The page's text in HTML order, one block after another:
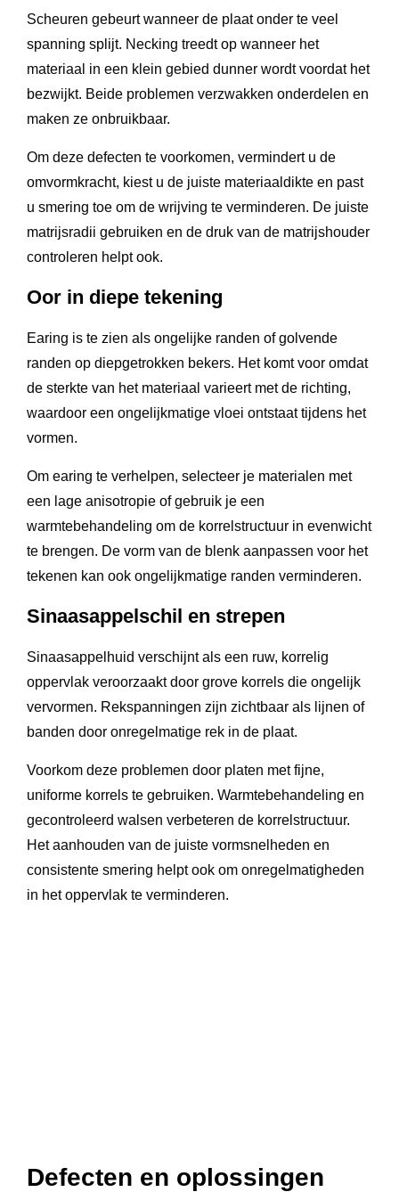
Scheuren gebeurt wanneer de plaat onder te veel
spanning splijt. Necking treedt op wanneer het
materiaal in een klein gebied dunner wordt voordat het
bezwijkt. Beide problemen verzwakken onderdelen en
maken ze onbruikbaar.
Om deze defecten te voorkomen, vermindert u de
omvormkracht, kiest u de juiste materiaaldikte en past
u smering toe om de wrijving te verminderen. De juiste
matrijsradii gebruiken en de druk van de matrijshouder
controleren helpt ook.
Oor in diepe tekening
Earing is te zien als ongelijke randen of golvende
randen op diepgetrokken bekers. Het komt voor omdat
de sterkte van het materiaal varieert met de richting,
waardoor een ongelijkmatige vloei ontstaat tijdens het
vormen.
Om earing te verhelpen, selecteer je materialen met
een lage anisotropie of gebruik je een
warmtebehandeling om de korrelstructuur in evenwicht
te brengen. De vorm van de blenk aanpassen voor het
tekenen kan ook ongelijkmatige randen verminderen.
Sinaasappelschil en strepen
Sinaasappelhuid verschijnt als een ruw, korrelig
oppervlak veroorzaakt door grove korrels die ongelijk
vervormen. Rekspanningen zijn zichtbaar als lijnen of
banden door onregelmatige rek in de plaat.
Voorkom deze problemen door platen met fijne,
uniforme korrels te gebruiken. Warmtebehandeling en
gecontroleerd walsen verbeteren de korrelstructuur.
Het aanhouden van de juiste vormsnelheden en
consistente smering helpt ook om onregelmatigheden
in het oppervlak te verminderen.
Defecten en oplossingen